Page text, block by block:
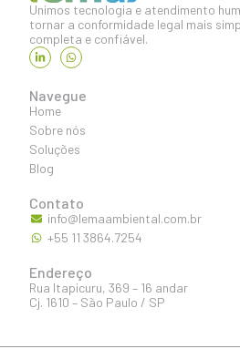
Unimos tecnologia e atendimento
tornar a conformidade legal mais
completa e confiável.
Navegue
Home
Sobre nós
Soluções
Blog
Contato
info@lemaambiental.com.br
+55 11 3864.7254
Endereço
Rua Itapicuru, 369 – 16 andar
Cj. 1610 – São Paulo / SP